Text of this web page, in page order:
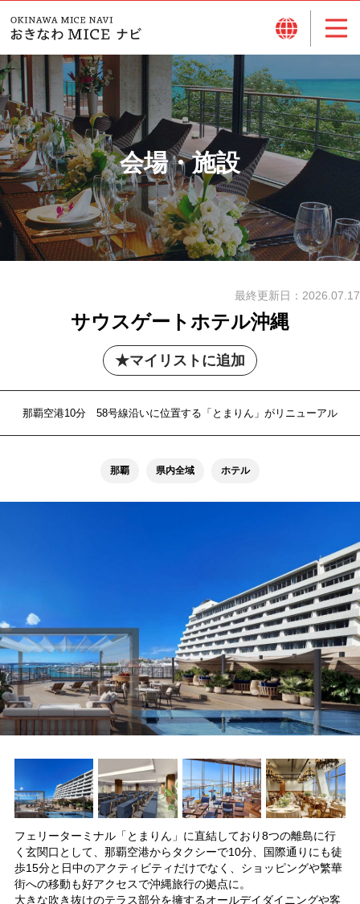
会場・施設
最終更新日： 2026.07.17
サウスゲートホテル沖縄
マイリストに追加
那覇空港10分 58号線沿いに位置する「とまりん」がリニューアル
那覇 県内全域 ホテル
フェリーターミナル「とまりん」に直結しており8つの離島に行
く玄関口として、那覇空港からタクシーで10分、国際通りにも徒
歩15分と日中のアクティビティだけでなく、ショッピングや繁華
街への移動も好アクセスで沖縄旅行の拠点に。
大きな吹き抜けのテラス部分を擁するオールデイダイニングや客